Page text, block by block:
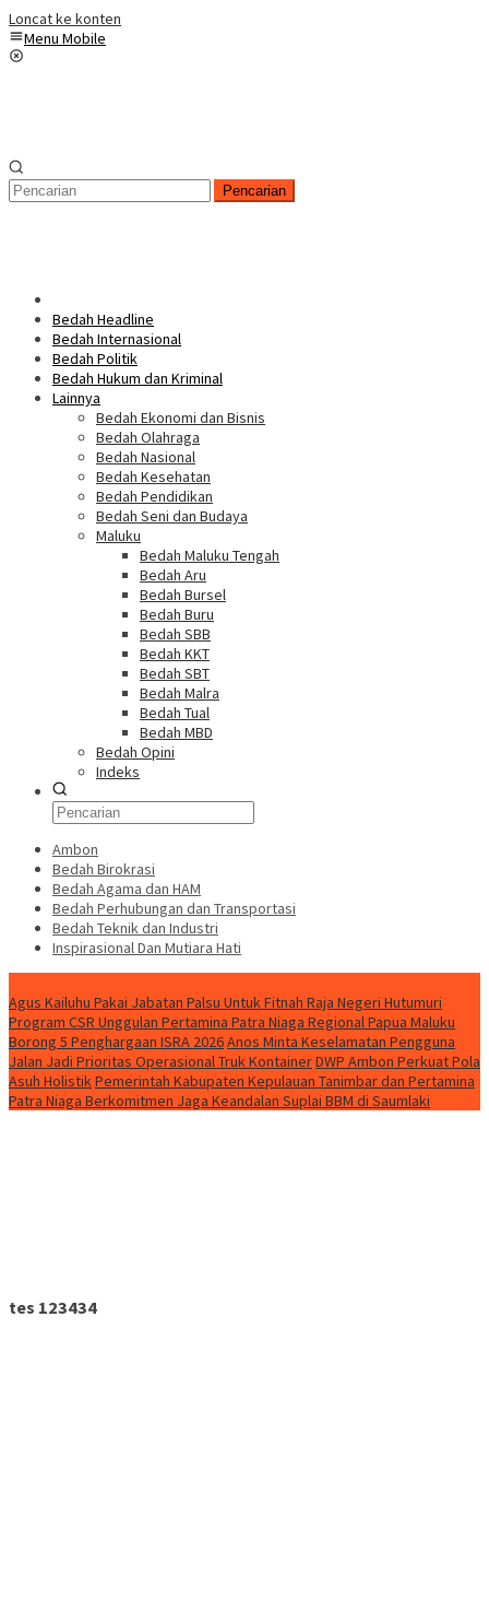
Loncat ke konten
Menu Mobile
Pencarian
Bedah Headline
Bedah Internasional
Bedah Politik
Bedah Hukum dan Kriminal
Lainnya
Bedah Ekonomi dan Bisnis
Bedah Olahraga
Bedah Nasional
Bedah Kesehatan
Bedah Pendidikan
Bedah Seni dan Budaya
Maluku
Bedah Maluku Tengah
Bedah Aru
Bedah Bursel
Bedah Buru
Bedah SBB
Bedah KKT
Bedah SBT
Bedah Malra
Bedah Tual
Bedah MBD
Bedah Opini
Indeks
Ambon
Bedah Birokrasi
Bedah Agama dan HAM
Bedah Perhubungan dan Transportasi
Bedah Teknik dan Industri
Inspirasional Dan Mutiara Hati
Agus Kailuhu Pakai Jabatan Palsu Untuk Fitnah Raja Negeri Hutumuri
Program CSR Unggulan Pertamina Patra Niaga Regional Papua Maluku
Borong 5 Penghargaan ISRA 2026Anos Minta Keselamatan Pengguna
Jalan Jadi Prioritas Operasional Truk KontainerDWP Ambon Perkuat Pola
Asuh HolistikPemerintah Kabupaten Kepulauan Tanimbar dan Pertamina
Patra Niaga Berkomitmen Jaga Keandalan Suplai BBM di Saumlaki
tes 123434